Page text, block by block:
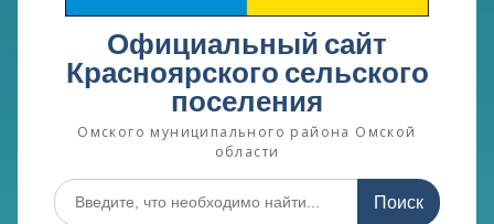
Официальный сайт
Красноярского сельского
поселения
Омского муниципального района Омской
области
Поиск
по: